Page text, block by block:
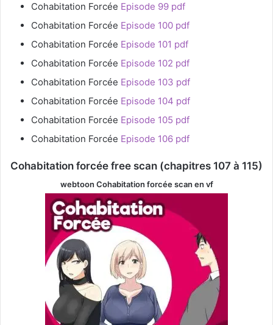
Cohabitation Forcée Episode 99 pdf
Cohabitation Forcée Episode 100 pdf
Cohabitation Forcée Episode 101 pdf
Cohabitation Forcée Episode 102 pdf
Cohabitation Forcée Episode 103 pdf
Cohabitation Forcée Episode 104 pdf
Cohabitation Forcée Episode 105 pdf
Cohabitation Forcée Episode 106 pdf
Cohabitation forcée free scan (chapitres 107 à 115)
webtoon Cohabitation forcéescan en vf